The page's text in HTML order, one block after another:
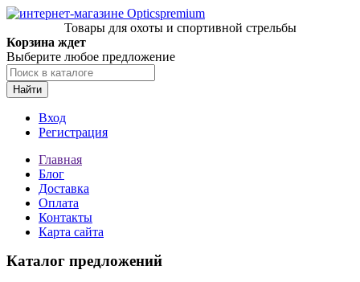
Товары для охоты и спортивной стрельбы
Корзина ждет
Выберите любое предложение
Найти
Вход
Регистрация
Главная
Блог
Доставка
Оплата
Контакты
Карта сайта
Каталог предложений